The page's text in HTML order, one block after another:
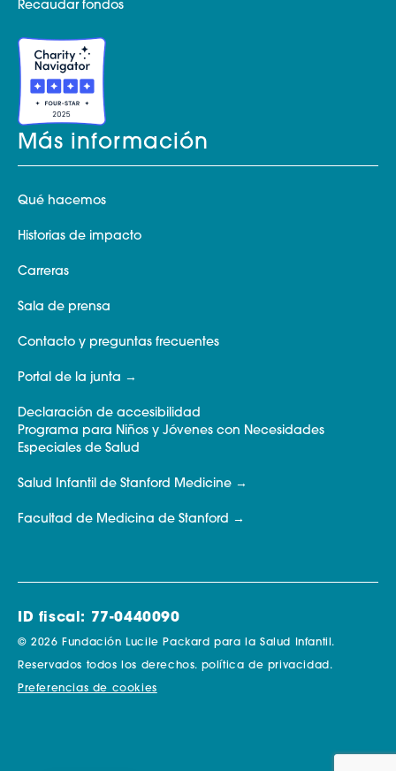
Recaudar fondos
Más información
Qué hacemos
Historias de impacto
Carreras
Sala de prensa
Contacto y preguntas frecuentes
Portal de la junta
Declaración de accesibilidad
Programa para Niños y Jóvenes con Necesidades
Especiales de Salud
Salud Infantil de Stanford Medicine
Facultad de Medicina de Stanford
ID fiscal: 77-0440090
© 2026 Fundación Lucile Packard para la Salud Infantil.
Reservados todos los derechos. política de privacidad.
Preferencias de cookies